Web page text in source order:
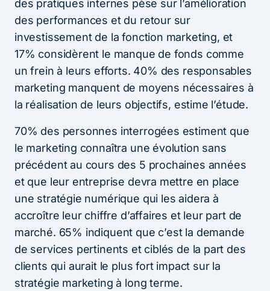
des pratiques internes pèse sur l’amélioration
des performances et du retour sur
investissement de la fonction marketing, et
17% considèrent le manque de fonds comme
un frein à leurs efforts. 40% des responsables
marketing manquent de moyens nécessaires à
la réalisation de leurs objectifs, estime l’étude.
70% des personnes interrogées estiment que
le marketing connaîtra une évolution sans
précédent au cours des 5 prochaines années
et que leur entreprise devra mettre en place
une stratégie numérique qui les aidera à
accroître leur chiffre d’affaires et leur part de
marché. 65% indiquent que c’est la demande
de services pertinents et ciblés de la part des
clients qui aurait le plus fort impact sur la
stratégie marketing à long terme.